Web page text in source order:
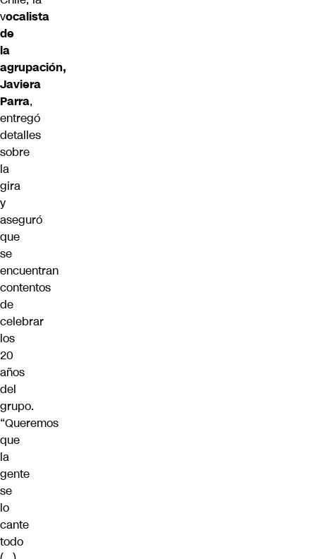
vocalista
de
la
agrupación,
Javiera
Parra,
entregó
detalles
sobre
la
gira
y
aseguró
que
se
encuentran
contentos
de
celebrar
los
20
años
del
grupo.
“Queremos
que
la
gente
se
lo
cante
todo